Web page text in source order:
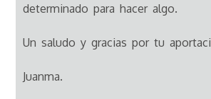
determinado para hacer algo.
Un saludo y gracias por tu
Juanma.